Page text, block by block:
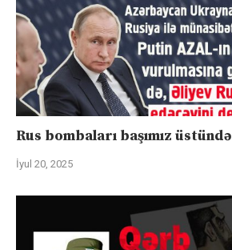
Rus bombaları başımız üstündə
İyul 20, 2025